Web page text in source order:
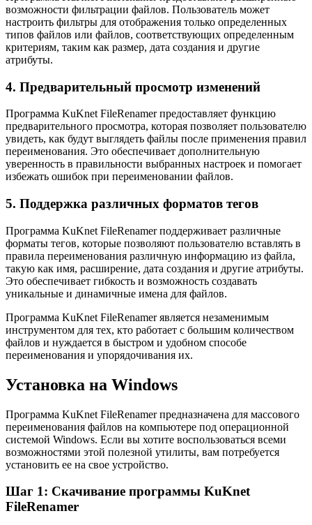
возможности фильтрации файлов. Пользователь может
настроить фильтры для отображения только определенных
типов файлов или файлов, соответствующих определенным
критериям, таким как размер, дата создания и другие
атрибуты.
4. Предварительный просмотр изменений
Программа KuKnet FileRenamer предоставляет функцию
предварительного просмотра, которая позволяет пользователю
увидеть, как будут выглядеть файлы после применения правил
переименования. Это обеспечивает дополнительную
уверенность в правильности выбранных настроек и помогает
избежать ошибок при переименовании файлов.
5. Поддержка различных форматов тегов
Программа KuKnet FileRenamer поддерживает различные
форматы тегов, которые позволяют пользователю вставлять в
правила переименования различную информацию из файла,
такую как имя, расширение, дата создания и другие атрибуты.
Это обеспечивает гибкость и возможность создавать
уникальные и динамичные имена для файлов.
Программа KuKnet FileRenamer является незаменимым
инструментом для тех, кто работает с большим количеством
файлов и нуждается в быстром и удобном способе
переименования и упорядочивания их.
Установка на Windows
Программа KuKnet FileRenamer предназначена для массового
переименования файлов на компьютере под операционной
системой Windows. Если вы хотите воспользоваться всеми
возможностями этой полезной утилиты, вам потребуется
установить ее на свое устройство.
Шаг 1: Скачивание программы KuKnet
FileRenamer